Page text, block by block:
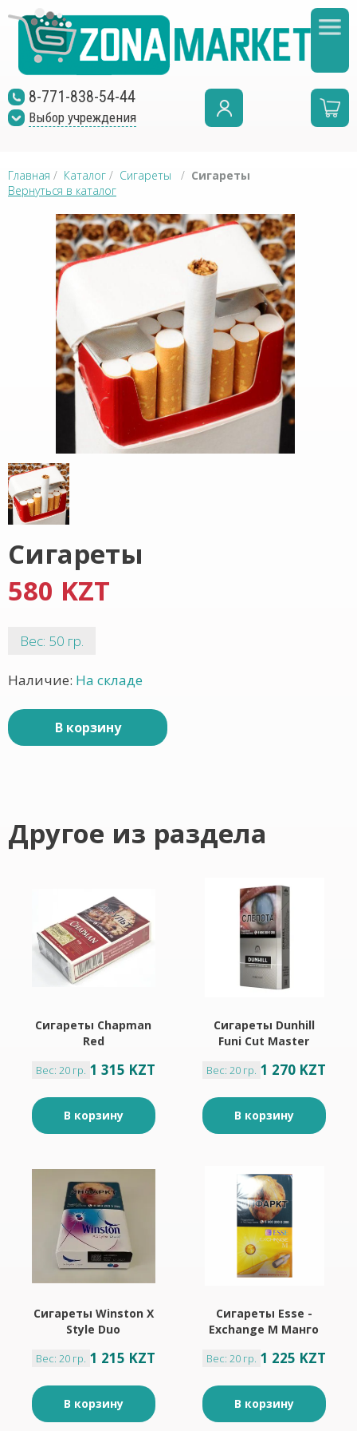
8-771-838-54-44
Выбор учреждения
Главная / Каталог / Сигареты / Сигареты
Вернуться в каталог
Сигареты
580 KZT
Вес: 50 гр.
Наличие: На складе
В корзину
Другое из раздела
Сигареты Chapman
Red
Вес: 20 гр. 1 315 KZT
В корзину
Сигареты Dunhill
Funi Cut Master
Вес: 20 гр. 1 270 KZT
В корзину
Сигареты Winston X
Style Duo
Вес: 20 гр. 1 215 KZT
В корзину
Сигареты Esse -
Exchange M Манго
Вес: 20 гр. 1 225 KZT
В корзину